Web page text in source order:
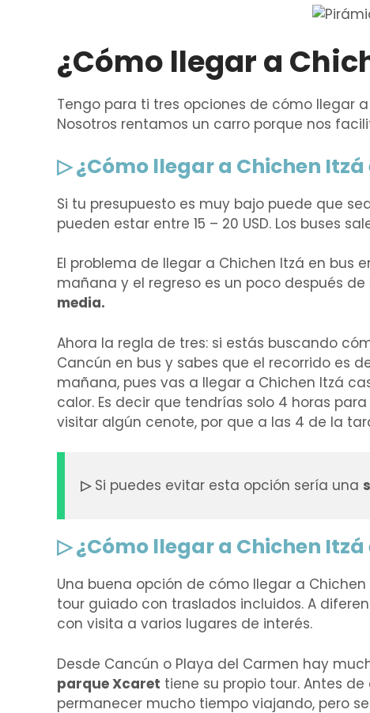
¿Cómo llegar a
Tengo para ti tres opciones de cómo llegar
Nosotros rentamos un carro porque nos
▷ ¿Cómo llegar a Chichen Itzá
Si tu presupuesto es muy bajo puede que
pueden estar entre 15 – 20 USD. Los buses
El problema de llegar a Chichen Itzá en bus
mañana y el regreso es un poco después de
media.
Ahora la regla de tres: si estás buscando
Cancún en bus y sabes que el recorrido es
mañana, pues vas a llegar a Chichen Itzá
calor. Es decir que tendrías solo 4 horas
visitar algún cenote, por que a las 4 de la
▷Si puedes evitar esta opción sería una
▷ ¿Cómo llegar a Chichen Itzá
Una buena opción de cómo llegar a
tour guiado con traslados incluidos. A
con visita a varios lugares de interés.
Desde Cancún o Playa del Carmen hay
parque Xcaret tiene su propio tour. Antes
permanecer mucho tiempo viajando, pero